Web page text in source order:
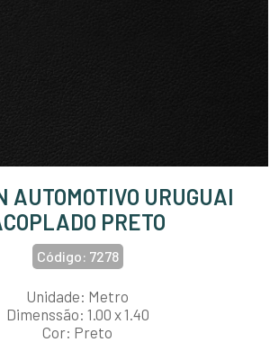
AUTOMOTIVO URUGUAI
PRETO
Código: 7278
Unidade: Metro
Dimenssão: 1.00 x 1.40
Cor: Preto